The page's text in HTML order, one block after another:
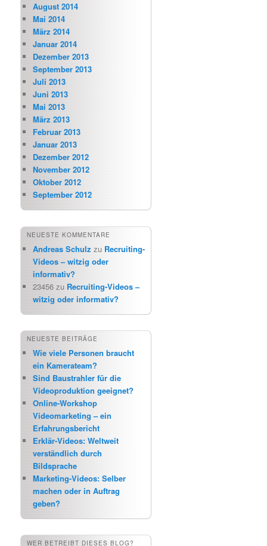
August 2014
Mai 2014
März 2014
Januar 2014
Dezember 2013
September 2013
Juli 2013
Juni 2013
Mai 2013
März 2013
Februar 2013
Januar 2013
Dezember 2012
November 2012
Oktober 2012
September 2012
NEUESTE KOMMENTARE
Andreas Schulz zu Recruiting-
Videos – witzig oder
informativ?
23456 zu Recruiting-Videos –
witzig oder informativ?
NEUESTE BEITRÄGE
Wie viele Personen braucht
ein Kamerateam?
Sind Baustrahler für die
Videoproduktion geeignet?
Online-Workshop
Videomarketing – ein
Erfahrungsbericht
Erklär-Videos: Weltweit
verständlich durch
Bildsprache
Marketing-Videos: Selber
machen oder in Auftrag
geben?
WER BETREIBT DIESES BLOG?